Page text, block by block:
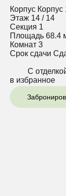
Корпус Корпус
Этаж 14 / 14
Секция 1
Площадь 68.4
Комнат 3
Срок сдачи
С
в избранное